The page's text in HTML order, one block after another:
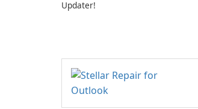
Updater!